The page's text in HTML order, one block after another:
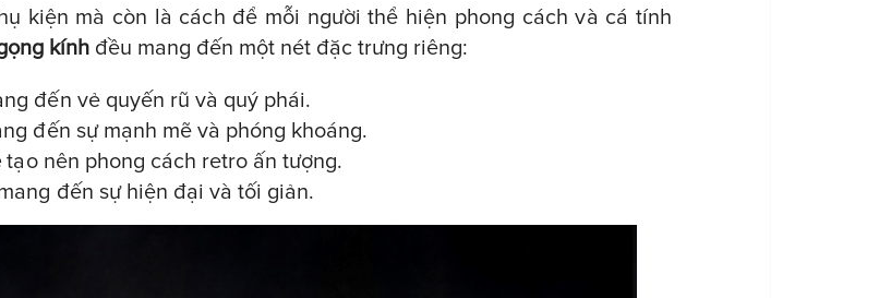
kiện mà còn là cách để mỗi người thể hiện phong cách và cá tính
kínhđều mang đến một nét đặc trưng riêng:
đến vẻ quyến rũ và quý phái.
đến sự mạnh mẽ và phóng khoáng.
tạo nên phong cách retro ấn tượng.
đến sự hiện đại và tối giản.